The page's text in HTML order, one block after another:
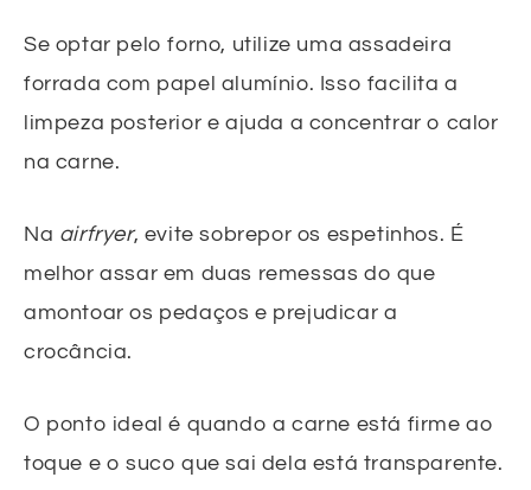
Se optar pelo forno, utilize uma assadeira
forrada com papel alumínio. Isso facilita a
limpeza posterior e ajuda a concentrar o calor
na carne.
Na airfryer, evite sobrepor os espetinhos. É
melhor assar em duas remessas do que
amontoar os pedaços e prejudicar a
crocância.
O ponto ideal é quando a carne está firme ao
toque e o suco que sai dela está transparente.